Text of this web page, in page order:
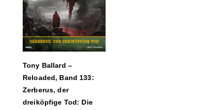
Tony Ballard –
Reloaded, Band 133:
Zerberus, der
dreiköpfige Tod: Die